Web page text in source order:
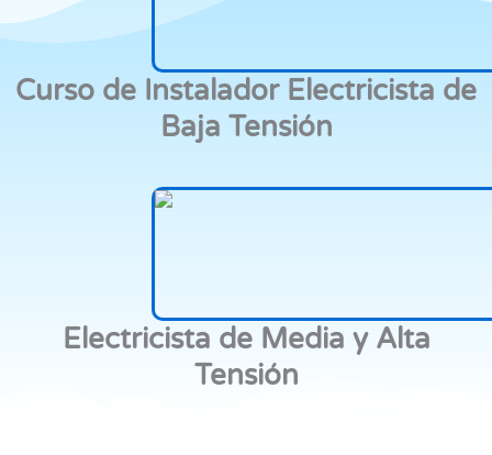
Curso de Instalador Electricista de
Baja Tensión
Electricista de Media y Alta
Tensión